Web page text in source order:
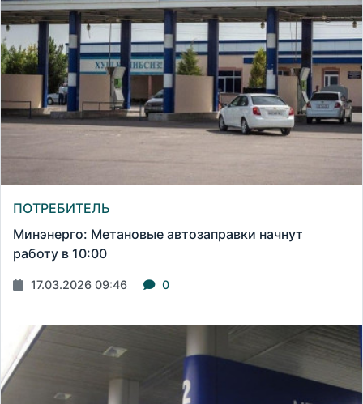
ПОТРЕБИТЕЛЬ
Минэнерго: Метановые автозаправки начнут
работу в 10:00
17.03.2026 09:46 0